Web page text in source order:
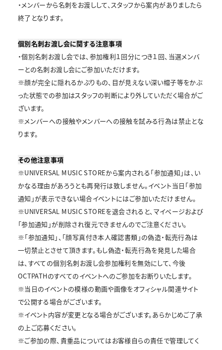
・メンバーから名刺をお渡しして、スタッフから案内がありましたら
終了となります。
個別名刺お渡し会に関する注意事項
・個別名刺お渡し会では、参加権利１回分につき１回、当選メンバ
ーとの名刺お渡し会にご参加いただけます。
※顔が完全に隠れるかぶりもの、目が見えない深い帽子等をかぶ
った状態での参加はスタッフの判断により外していただく場合がご
ざいます。
※メンバーへの接触やメンバーへの接触を試みる行為は禁止とな
ります。
その他注意事項
※UNIVERSAL MUSIC STOREから案内される「参加通知」は、い
かなる理由があろうとも再発行は致しません。イベント当日「参加
通知」が表示できない場合イベントにはご参加いただけません。
※UNIVERSAL MUSIC STOREを退会されると、マイページおよび
「参加通知」が削除され復元できませんのでご注意ください。
※「参加通知」、「顔写真付き本人確認書類」の偽造・転売行為は
一切禁止とさせて頂きます。もし偽造・転売行為を発見した場合
は、すべての個別名刺お渡し会参加権利を無効にして、今後
OCTPATHのすべてのイベントへのご参加をお断りいたします。
※当日のイベントの模様の動画や画像をオフィシャル関連サイト
で公開する場合がございます。
※イベント内容が変更となる場合がございます。あらかじめご了承
の上ご応募ください。
※ご参加の際、貴重品についてはお客様自らの責任で管理してく